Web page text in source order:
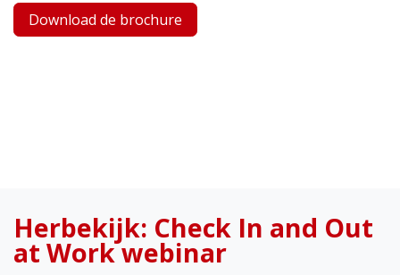
Download de brochure
Herbekijk: Check In and Out
at Work webinar